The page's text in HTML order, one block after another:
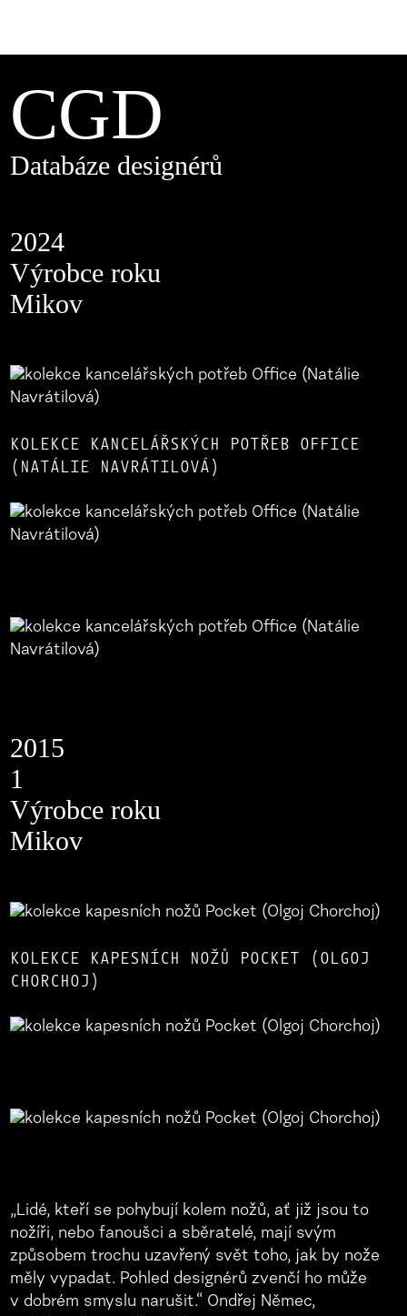
CGD
Databáze designérů
2024
Výrobce roku
Mikov
KOLEKCE KANCELÁŘSKÝCH POTŘEB OFFICE
(NATÁLIE NAVRÁTILOVÁ)
2015
1
Výrobce roku
Mikov
KOLEKCE KAPESNÍCH NOŽŮ POCKET (OLGOJ
CHORCHOJ)
„Lidé, kteří se pohybují kolem nožů, ať již jsou to
nožíři, nebo fanoušci a sběratelé, mají svým
způsobem trochu uzavřený svět toho, jak by nože
měly vypadat. Pohled designérů zvenčí ho může
v dobrém smyslu narušit.“ Ondřej Němec,